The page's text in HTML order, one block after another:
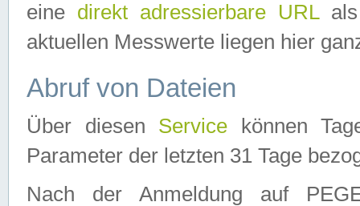
eine direkt adressierbare URLals
aktuellen Messwerte liegen hier
Abruf von Dateien
Über diesen Service können
Parameter der letzten 31 Tage
Nach der Anmeldung auf